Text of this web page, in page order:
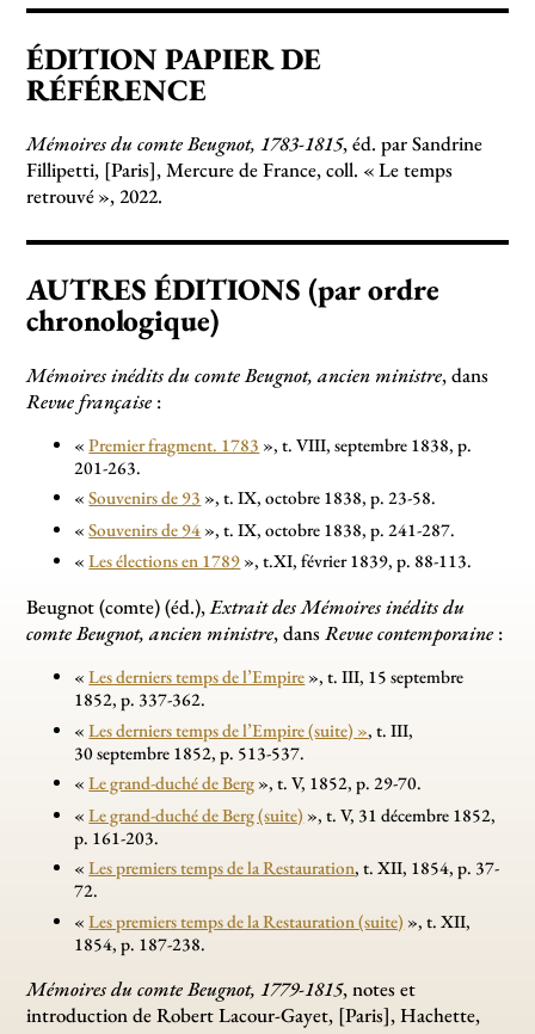
ÉDITION PAPIER DE
RÉFÉRENCE
Mémoires du comte Beugnot, 1783-1815, éd. par Sandrine
Fillipetti, [Paris], Mercure de France, coll. «Le temps
retrouvé», 2022.
AUTRES ÉDITIONS (par ordre
chronologique)
Mémoires inédits du comte Beugnot, ancien ministre, dans
Revue française :
« Premier fragment. 1783 », t. VIII, septembre 1838, p.
201-263.
« Souvenirs de 93 », t. IX, octobre 1838, p. 23-58.
« Souvenirs de 94 », t. IX, octobre 1838, p. 241-287.
« Les élections en 1789 », t.XI, février 1839, p. 88-113.
Beugnot (comte) (éd.),Extrait des Mémoires inédits du
comte Beugnot, ancien ministre, dansRevue contemporaine :
« Les derniers temps de l’Empire », t. III, 15 septembre
1852, p. 337-362.
« Les derniers temps de l’Empire (suite) », t. III,
30 septembre 1852, p. 513-537.
« Le grand-duché de Berg », t. V, 1852, p. 29-70.
« Le grand-duché de Berg (suite) », t. V, 31 décembre 1852,
p. 161-203.
« Les premiers temps de la Restauration, t. XII, 1854, p. 37-
72.
« Les premiers temps de la Restauration (suite) », t. XII,
1854, p. 187-238.
Mémoires du comte Beugnot, 1779-1815, notes et
introduction de Robert Lacour-Gayet, [Paris], Hachette,